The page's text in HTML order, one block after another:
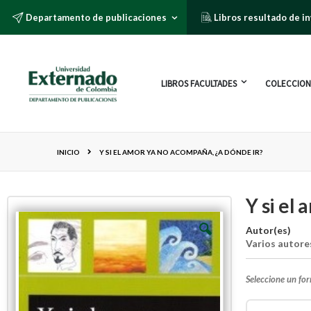
Departamento de publicaciones Libros resultado de
LIBROS FACULTADES
INICIO Y SI EL AMOR YA NO ACOMPAÑA, ¿A DÓNDE IR?
Y si el
Autor(es)
Varios
Seleccione un